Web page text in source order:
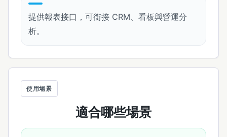
提供報表接口，可銜接 CRM、看板與營運分
析。
使用場景
適合哪些場景